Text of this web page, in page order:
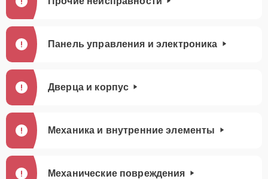
Панель управления и электроника
Дверца и корпус
Механика и внутренние элементы
Механические повреждения